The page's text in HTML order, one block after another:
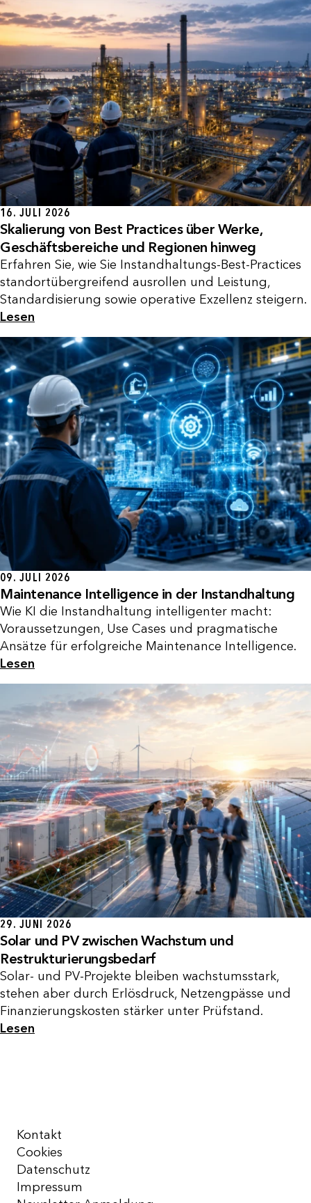
16. JULI 2026
Skalierung von Best Practices über Werke,
Geschäftsbereiche und Regionen hinweg
Erfahren Sie, wie Sie Instandhaltungs-Best-Practices
standortübergreifend ausrollen und Leistung,
Standardisierung sowie operative Exzellenz steigern.
Lesen
09. JULI 2026
Maintenance Intelligence in der Instandhaltung
Wie KI die Instandhaltung intelligenter macht:
Voraussetzungen, Use Cases und pragmatische
Ansätze für erfolgreiche Maintenance Intelligence.
Lesen
29. JUNI 2026
Solar und PV zwischen Wachstum und
Restrukturierungsbedarf
Solar- und PV-Projekte bleiben wachstumsstark,
stehen aber durch Erlösdruck, Netzengpässe und
Finanzierungskosten stärker unter Prüfstand.
Lesen
Kontakt
Cookies
Datenschutz
Impressum